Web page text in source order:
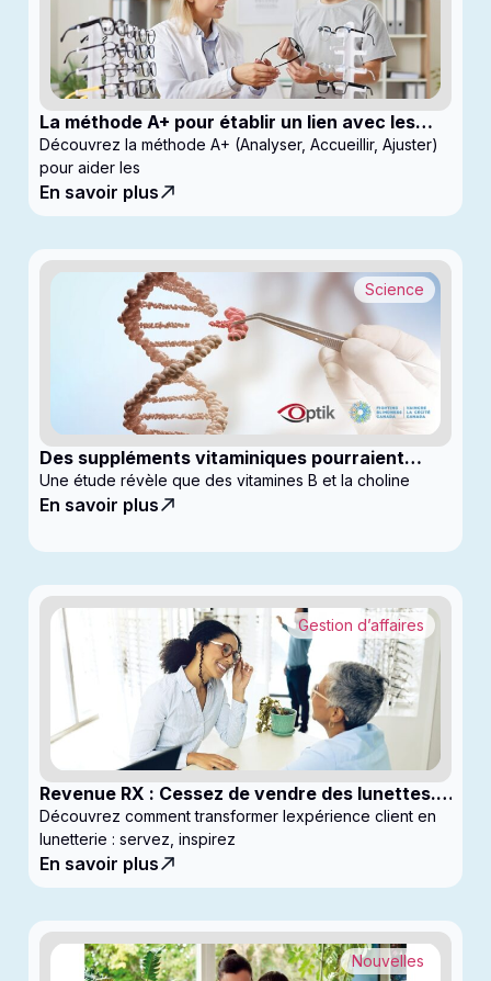
La méthode A+ pour établir un lien avec les
enfants en clinique
Découvrez la méthode A+ (Analyser, Accueillir, Ajuster)
pour aider les
En savoir plus
Des suppléments vitaminiques pourraient
ralentir la progression du glaucome
Science
Une étude révèle que des vitamines B et la choline
En savoir plus
Revenue RX : Cessez de vendre des lunettes.
Commencez à générer des profits
Gestion d’affaires
Découvrez comment transformer lexpérience client en
lunetterie : servez, inspirez
En savoir plus
Nouvelles